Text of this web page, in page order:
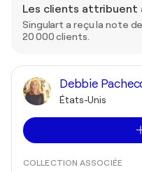
Les clients attribuent
Singulart a reçu la note
20 000 clients.
Debbie
États-Unis
COLLECTION ASSOCIÉE